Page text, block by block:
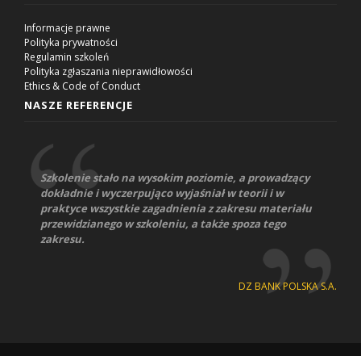
Informacje prawne
Polityka prywatności
Regulamin szkoleń
Polityka zgłaszania nieprawidłowości
Ethics & Code of Conduct
NASZE REFERENCJE
Szkolenie stało na wysokim poziomie, a prowadzący
dokładnie i wyczerpująco wyjaśniał w teorii i w
praktyce wszystkie zagadnienia z zakresu materiału
przewidzianego w szkoleniu, a także spoza tego
zakresu.
DZ BANK POLSKA S.A.